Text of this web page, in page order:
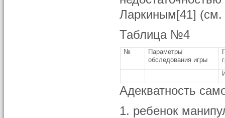
Ларкиным[41]
Таблица №4
№
Параметры
обследования игры
Адекватность
1. ребенок